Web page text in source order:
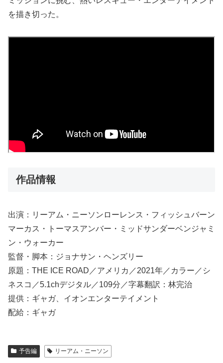
を描き切った。
作品情報
出演：リーアム・ニーソンローレンス・フィッシュバーン
マーカス・トーマスアンバー・ミッドサンダーベンジャミ
ン・ウォーカー
監督・脚本：ジョナサン・ヘンズリー
原題：THE ICE ROAD／アメリカ／2021年／カラー／シ
ネスコ／5.1chデジタル／109分／字幕翻訳：林完治
提供：ギャガ、イオンエンターテイメント
配給：ギャガ
予告編 リーアム・ニーソン